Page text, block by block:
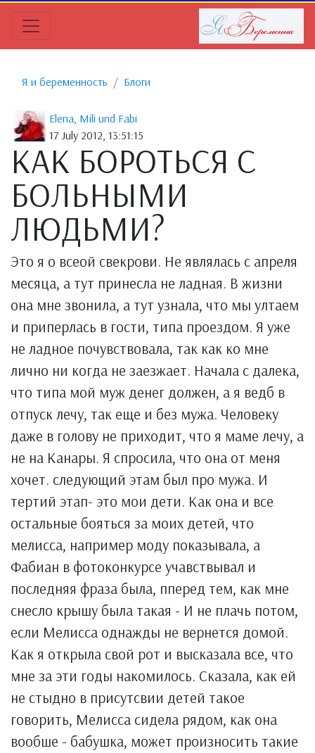
Я и беременность Блоги
Elena, Mili und Fabi
17 July 2012, 13:51:15
КАК БОРОТЬСЯ С
БОЛЬНЫМИ
ЛЮДЬМИ?
Это я о всеой свекрови. Не являлась с апреля
месяца, а тут принесла не ладная. В жизни
она мне звонила, а тут узнала, что мы ултаем
и приперлась в гости, типа проездом. Я уже
не ладное почувствовала, так как ко мне
лично ни когда не заезжает. Начала с далека,
что типа мой муж денег должен, а я ведб в
отпуск лечу, так еще и без мужа. Человеку
даже в голову не приходит, что я маме лечу, а
не на Канары. Я спросила, что она от меня
хочет. следующий этам был про мужа. И
тертий этап- это мои дети. Как она и все
остальные бояться за моих детей, что
мелисса, например моду показывала, а
Фабиан в фотоконкурсе учавствывал и
последняя фраза была, пперед тем, как мне
снесло крышу была такая - И не плачь потом,
если Мелисса однажды не вернется домой.
Как я открыла свой рот и высказала все, что
мне за эти годы накомилось. Сказала, как ей
не стыдно в присутсвии детей такое
говорить, Мелисса сидела рядом, как она
вообше - бабушка, может произносить такие